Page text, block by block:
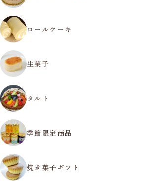
ロールケーキ
生菓子
タルト
季節限定商品
焼き菓子ギフト